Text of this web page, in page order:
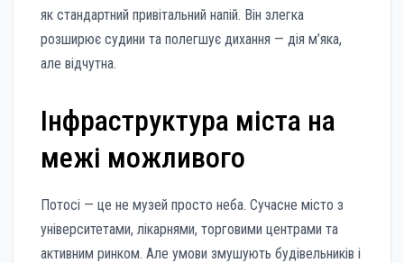
як стандартний привітальний напій. Він злегка
розширює судини та полегшує дихання — дія м’яка,
але відчутна.
Інфраструктура міста на
межі можливого
Потосі — це не музей просто неба. Сучасне місто з
університетами, лікарнями, торговими центрами та
активним ринком. Але умови змушують будівельників і